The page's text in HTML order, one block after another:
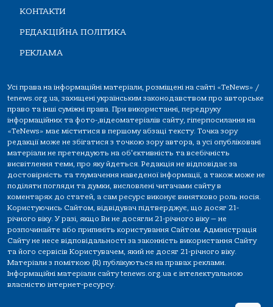
КОНТАКТИ
РЕДАКЦІЙНА ПОЛІТИКА
РЕКЛАМА
Усі права на інформаційні матеріали, розміщені на сайті «TeNews» /
tenews.org.ua, захищені українським законодавством про авторське
право та інші суміжні права. При використанні, передруку
інформаційних та фото-,відеоматеріалів сайту, гіперпосилання на
«TeNews» має міститися в першому абзаці тексту. Точка зору
редакції може не збігатися з точкою зору автора, а усі опубліковані
матеріали не претендують на об'єктивність та всебічність
висвітлення теми, про яку йдеться. Редакція не відповідає за
достовірність та тлумачення наведеної інформації, а також може не
поділяти погляди та думки, висловлені читачами сайту в
коментарях до статей, а сам ресурс виконує винятково роль носія.
Користуючись Сайтом, відвідувач підтверджує, що досяг 21-
річного віку. У разі, якщо Ви не досягли 21-річного віку — не
розпочинайте або припиніть користування Сайтом. Адміністрація
Сайту не несе відповідальності за законність використання Сайту
та його сервісів Користувачем, який не досяг 21-річного віку.
Матеріали з поміткою (R) публікуються на правах реклами.
Інформаційні матеріали сайту tenews.org.ua є інтелектуальною
власністю інтернет-ресурсу.